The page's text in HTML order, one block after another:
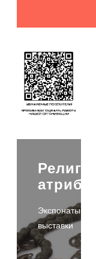
Экспонаты
выставки